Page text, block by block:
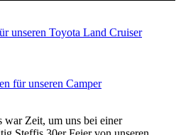
unseren Toyota Land Cruiser
für unseren Camper
war Zeit, um uns bei einer